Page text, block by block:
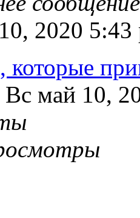
2020 5:43
которые
Вс май 10,